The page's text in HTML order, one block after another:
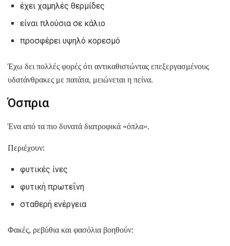
έχει χαμηλές θερμίδες
είναι πλούσια σε κάλιο
προσφέρει υψηλό κορεσμό
Έχω δει πολλές φορές ότι αντικαθιστώντας επεξεργασμένους
υδατάνθρακες με πατάτα, μειώνεται η πείνα.
Όσπρια
Ένα από τα πιο δυνατά διατροφικά «όπλα».
Περιέχουν:
φυτικές ίνες
φυτική πρωτεΐνη
σταθερή ενέργεια
Φακές, ρεβύθια και φασόλια βοηθούν: